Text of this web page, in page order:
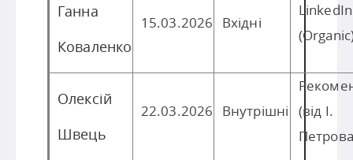
Ганна
Коваленко
15.03.2026 Вхідні
LinkedIn
Олексій
Швець
22.03.2026 Внутрішні
(від І.